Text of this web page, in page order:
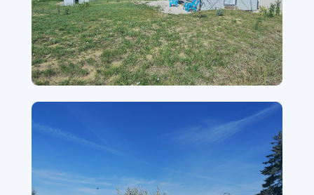
2 maisons 35m² — Tarn-et-Garonne